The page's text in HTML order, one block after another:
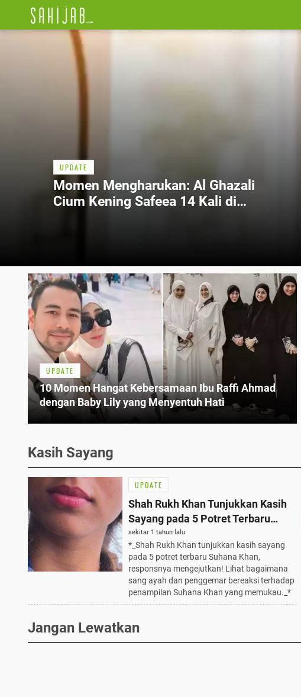
UPDATE
Momen Mengharukan: Al Ghazali
Cium Kening Safeea 14 Kali di
UPDATE
10 Momen Hangat Kebersamaan Ibu Raffi Ahmad
dengan Baby Lily yang Menyentuh Hati
Kasih Sayang
UPDATE
Shah Rukh Khan Tunjukkan Kasih
Sayang pada 5 Potret Terbaru
Suhana Khan, Responsnya
Mengejutkan!
sekitar 1 tahun lalu
*_Shah Rukh Khan tunjukkan kasih sayang
pada 5 potret terbaru Suhana Khan,
responsnya mengejutkan! Lihat bagaimana
sang ayah dan penggemar bereaksi terhadap
penampilan Suhana Khan yang memukau._*
Jangan Lewatkan